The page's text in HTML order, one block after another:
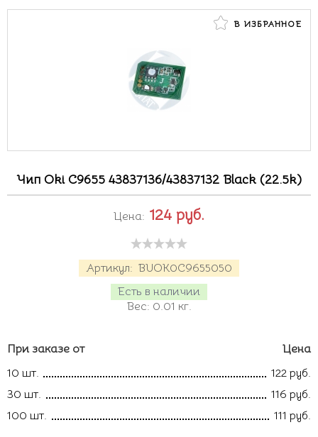
В ИЗБРАННОЕ
Чип Oki C9655 43837136/43837132 Black (22.5k)
Артикул: BUOK0C9655050
Есть в наличии
Вес: 0.01 кг.
Цена: 124 руб.
При заказе от
Цена
10 шт.
122 руб.
30 шт.
116 руб.
100 шт.
111 руб.